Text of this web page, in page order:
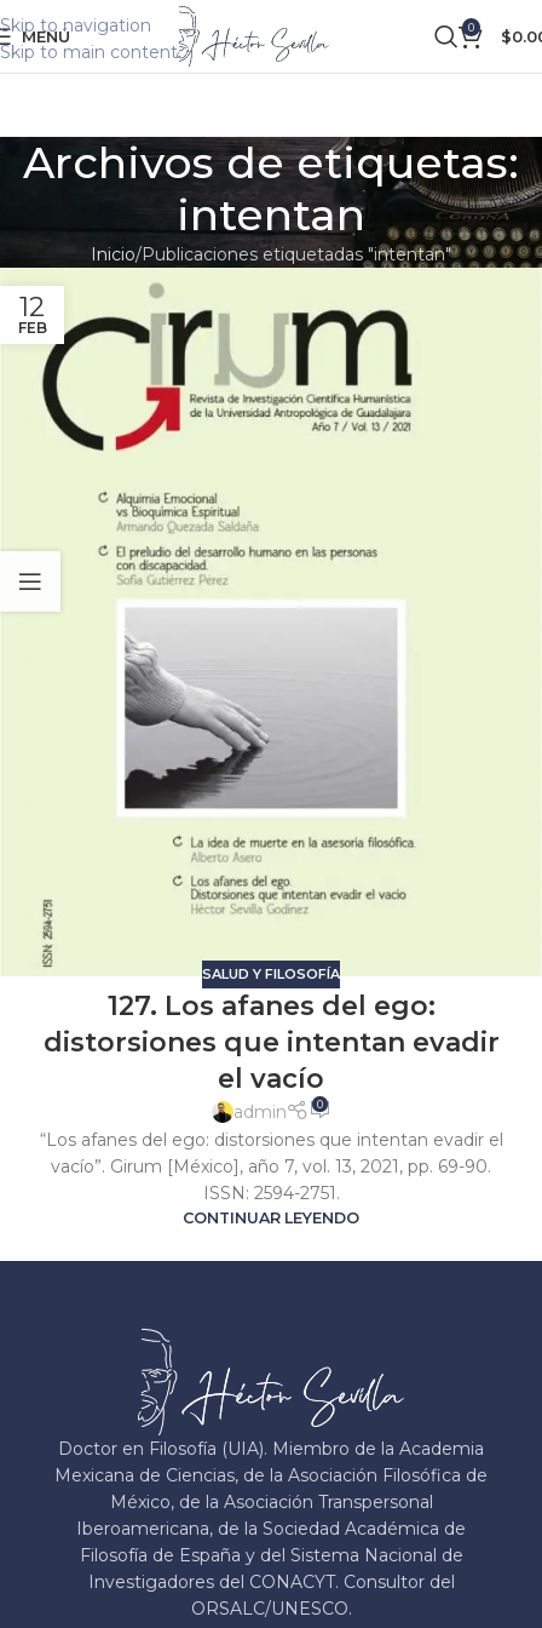
Skip to navigation
Skip to main content
MENÚ 0 $
Archivos de etiquetas:
intentan
Inicio Publicaciones etiquetadas "intentan"
12
FEB
SALUD Y FILOSOFÍA
127. Los afanes del ego:
distorsiones que intentan evadir
el vacío
admin 0
“Los afanes del ego: distorsiones que intentan evadir el
vacío”. Girum [México], año 7, vol. 13, 2021, pp. 69-90.
ISSN: 2594-2751.
CONTINUAR LEYENDO
Doctor en Filosofía (UIA). Miembro de la Academia
Mexicana de Ciencias, de la Asociación Filosófica de
México, de la Asociación Transpersonal
Iberoamericana, de la Sociedad Académica de
Filosofía de España y del Sistema Nacional de
Investigadores del CONACYT. Consultor del
ORSALC/UNESCO.